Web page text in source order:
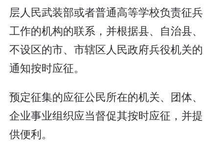
层人民武装部或者普通高等学校负责征兵
工作的机构的联系，并根据县、自治县、
不设区的市、市辖区人民政府兵役机关的
通知按时应征。
预定征集的应征公民所在的机关、团体、
企业事业组织应当督促其按时应征，并提
供便利。